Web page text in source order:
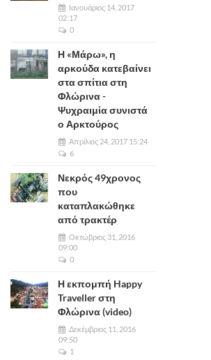
Ιανουάριος 14, 2017
02:17
0
Η «Μάρω», η
αρκούδα κατεβαίνει
στα σπίτια στη
Φλώρινα -
Ψυχραιμία συνιστά
ο Αρκτούρος
Απρίλιος 24, 2017 15:24
6
Νεκρός 49χρονος
που
καταπλακώθηκε
από τρακτέρ
Οκτώβριος 31, 2016
09:00
0
Η εκπομπή Happy
Traveller στη
Φλώρινα (video)
Δεκέμβριος 11, 2016
09:50
1